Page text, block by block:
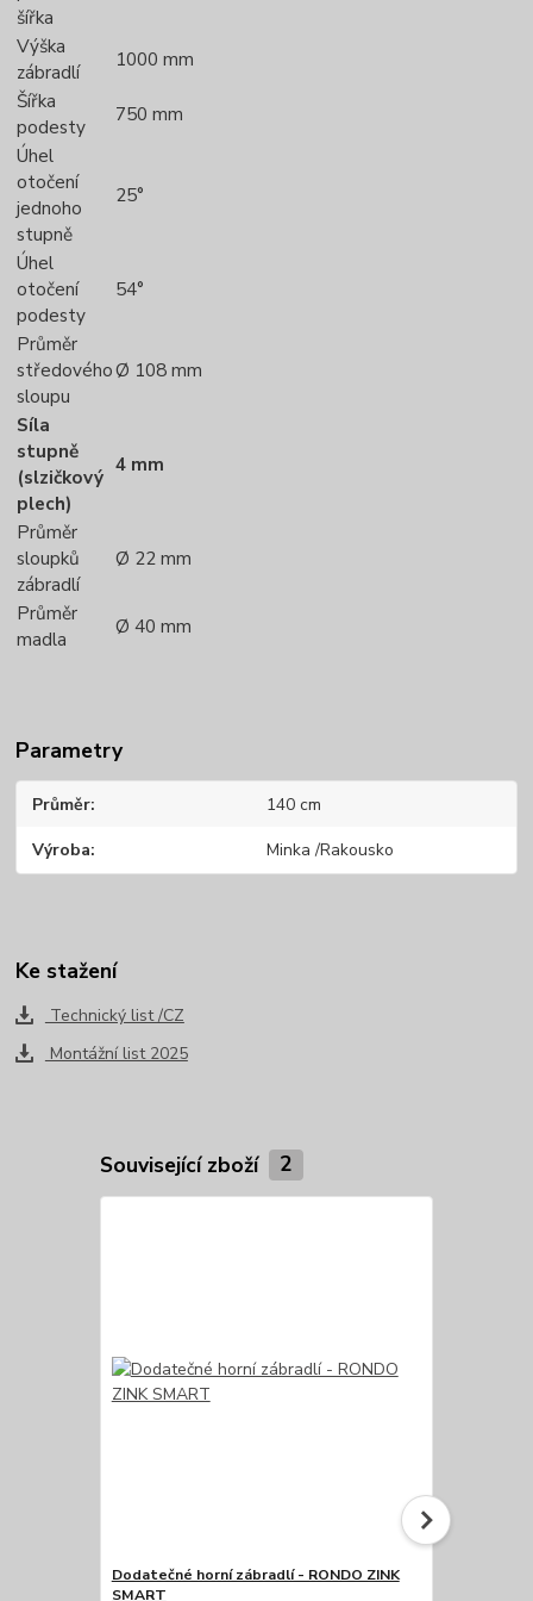
šířka
Výška
zábradlí
1000 mm
Šířka
podesty
750 mm
Úhel
otočení
jednoho
stupně
25°
Úhel
otočení
podesty
54°
Průměr
středového
sloupu
Ø 108 mm
Síla
stupně
(slzičkový
plech)
4 mm
Průměr
sloupků
zábradlí
Ø 22 mm
Průměr
madla
Ø 40 mm
Parametry
Průměr 140 cm
Výroba Minka /Rakousko
Ke stažení
Technický list /CZ
Montážní list 2025
Související zboží 2
Dodatečné horní zábradlí - RONDO ZINK
SMART